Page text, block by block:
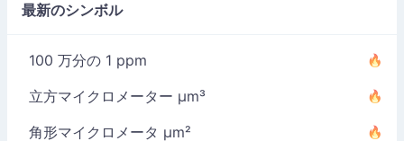
最新のシンボル
100 万分の 1 ppm
立方マイクロメーター µm³
角形マイクロメータ µm²